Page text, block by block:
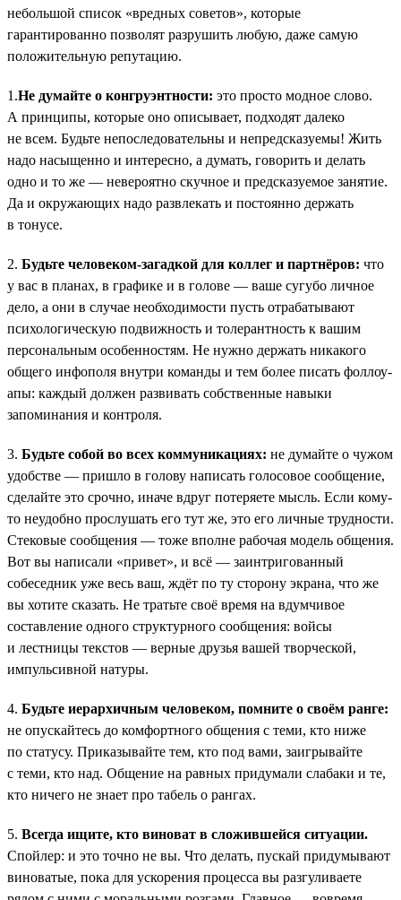
небольшой список «вредных советов», которые
гарантированно позволят разрушить любую, даже самую
положительную репутацию.
1.Не думайте о конгруэнтности: это просто модное слово.
А принципы, которые оно описывает, подходят далеко
не всем. Будьте непоследовательны и непредсказуемы! Жить
надо насыщенно и интересно, а думать, говорить и делать
одно и то же — невероятно скучное и предсказуемое занятие.
Да и окружающих надо развлекать и постоянно держать
в тонусе.
2. Будьте человеком-загадкой для коллег и партнёров: что
у вас в планах, в графике и в голове — ваше сугубо личное
дело, а они в случае необходимости пусть отрабатывают
психологическую подвижность и толерантность к вашим
персональным особенностям. Не нужно держать никакого
общего инфополя внутри команды и тем более писать фоллоу-
апы: каждый должен развивать собственные навыки
запоминания и контроля.
3. Будьте собой во всех коммуникациях: не думайте о чужом
удобстве — пришло в голову написать голосовое сообщение,
сделайте это срочно, иначе вдруг потеряете мысль. Если кому-
то неудобно прослушать его тут же, это его личные трудности.
Стековые сообщения — тоже вполне рабочая модель общения.
Вот вы написали «привет», и всё — заинтригованный
собеседник уже весь ваш, ждёт по ту сторону экрана, что же
вы хотите сказать. Не тратьте своё время на вдумчивое
составление одного структурного сообщения: войсы
и лестницы текстов — верные друзья вашей творческой,
импульсивной натуры.
4. Будьте иерархичным человеком, помните о своём ранге:
не опускайтесь до комфортного общения с теми, кто ниже
по статусу. Приказывайте тем, кто под вами, заигрывайте
с теми, кто над. Общение на равных придумали слабаки и те,
кто ничего не знает про табель о рангах.
5. Всегда ищите, кто виноват в сложившейся ситуации.
Спойлер: и это точно не вы. Что делать, пускай придумывают
виноватые, пока для ускорения процесса вы разгуливаете